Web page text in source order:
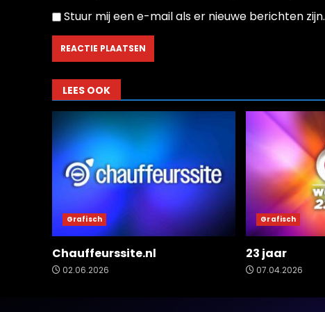
Stuur mij een e-mail als er nieuwe berichten zijn.
LEES OOK
Grafisch
Chauffeurssite.nl
02.06.2026
Grafisch
23 jaar
07.04.2026